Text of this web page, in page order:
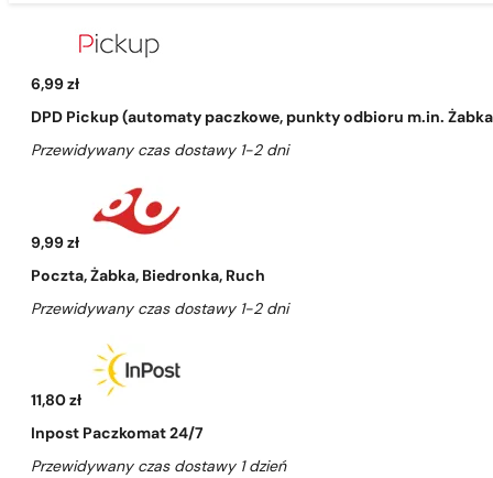
6,99 zł
DPD Pickup (automaty paczkowe, punkty odbioru m.in.
Przewidywany czas dostawy 1-2 dni
9,99 zł
Poczta, Żabka, Biedronka, Ruch
Przewidywany czas dostawy 1-2 dni
11,80 zł
Inpost Paczkomat 24/7
Przewidywany czas dostawy 1 dzień